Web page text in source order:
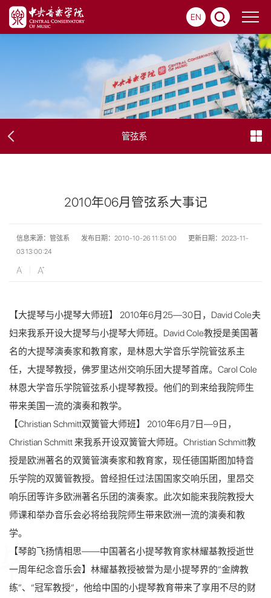
EN
管弦系
2010年06月管弦系大事记
信息来源：管弦系 发布日期：2010-10-26 11:51:00
更新日期：2023-11-
03 13:00:24
【大提琴与小提琴大师班】 2010年6月25—30日， David Cole夫
妇来我系开设大提琴与小提琴大师班。 David Cole教授是美国著
名的大提琴演奏家和教育家，是林恩大学音乐学院管弦系主
任，大提琴教授，佛罗里达州交响乐团大提琴首席。 Carol Cole
林恩大学音乐学院管弦系小提琴教授。他们的到来给我院师生
带来美国一流的演奏和教学。
【Christian Schmitt双簧管大师班】
2010年6月7日—9日，
Christian Schmitt来我系开设双簧管大师班。 Christian Schmitt教
授是欧洲著名的双簧管演奏家和教育家，现任德国斯图加特音
乐学院的双簧管教授。曾经担任过法国国家交响乐团，里昂交
响乐团等许多欧洲著名乐团的演奏家。此次如能来我院教授大
师课和举办音乐会必将给我院师生带来欧洲一流的演奏和教
学。
【琴韵飞扬情相思——中国著名小提琴教育家林耀基教授逝世
一周年纪念音乐会】 林耀基教授被誉为是小提琴界的“金牌教
练”、“冠军教授”，他给中国的小提琴教育带来了享用不尽的财